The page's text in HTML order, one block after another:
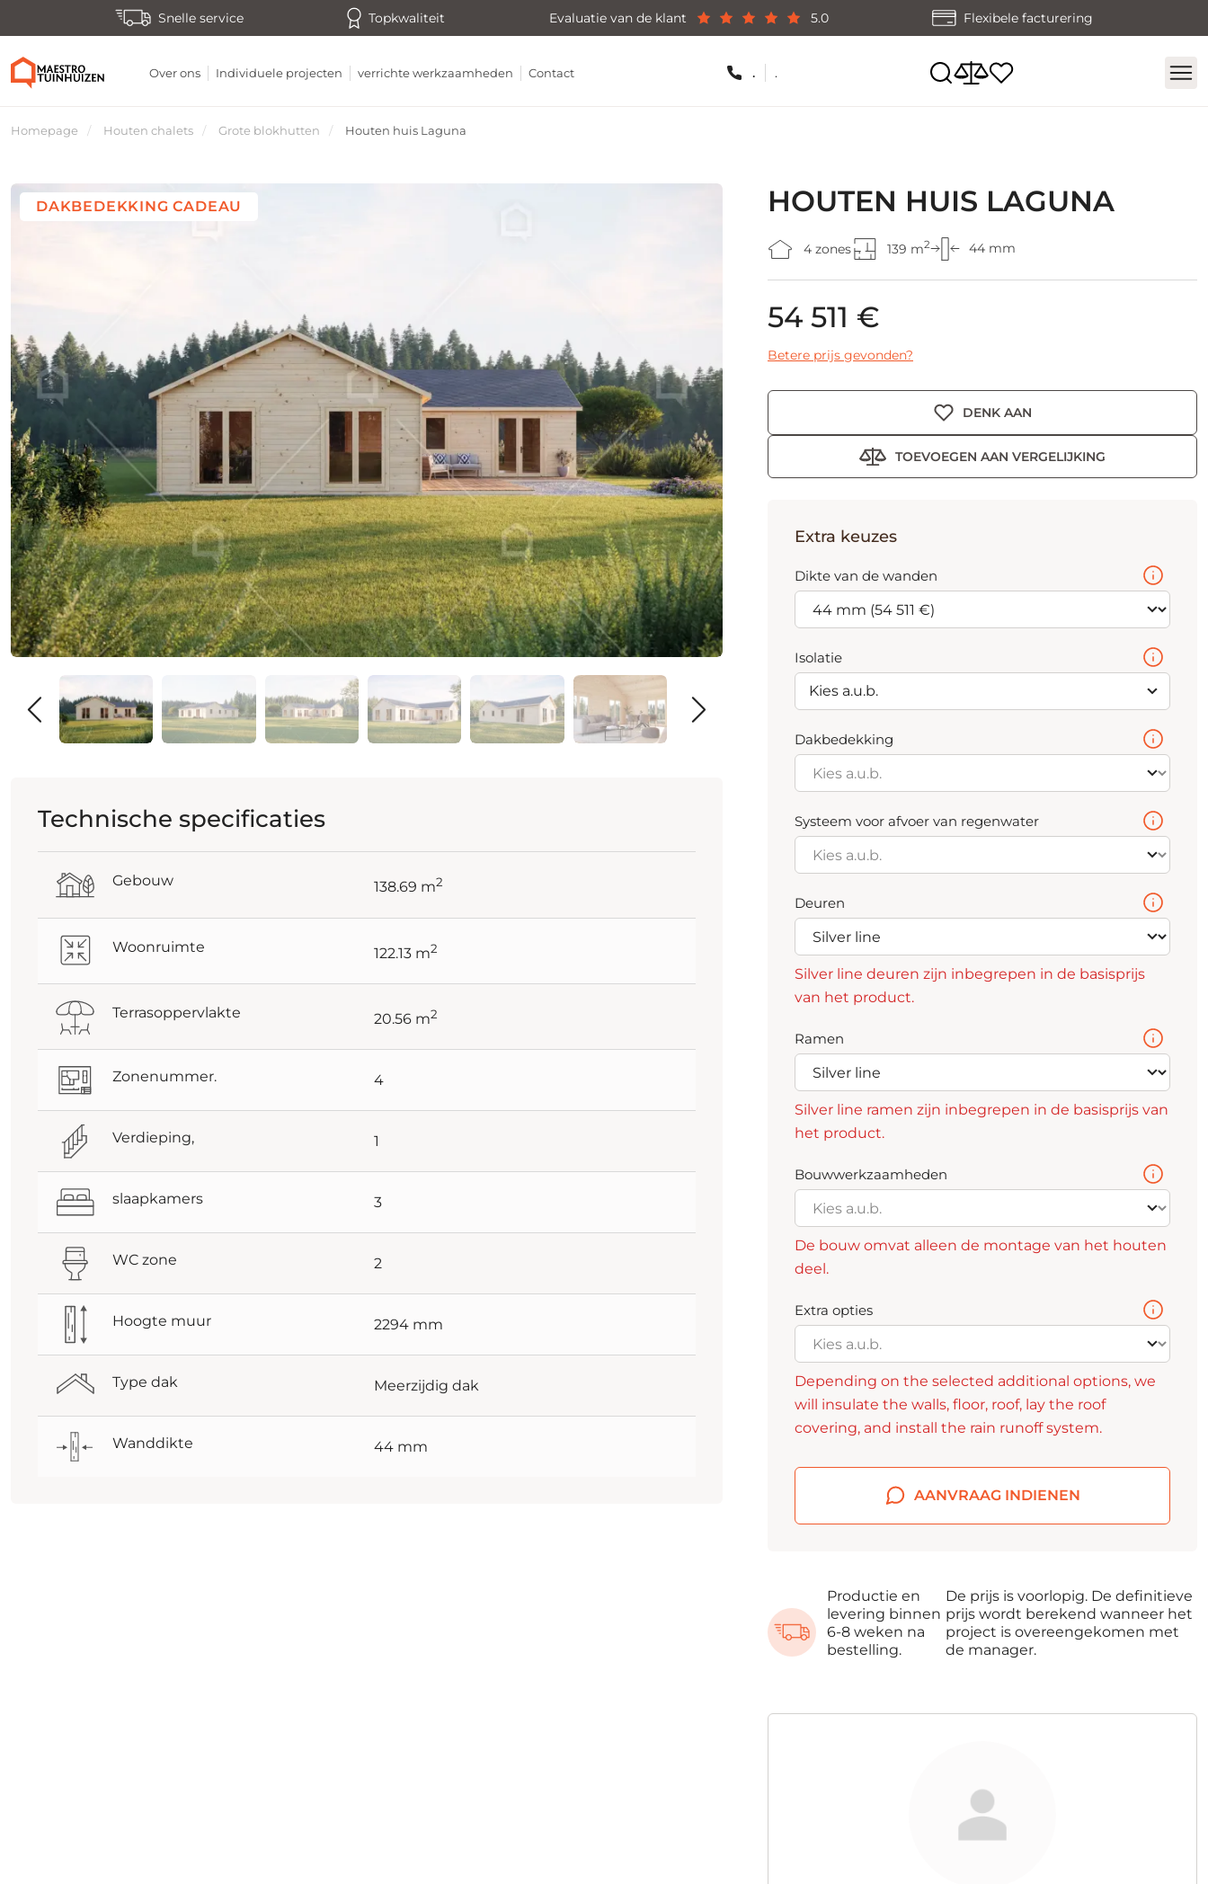
Snelle service Topkwaliteit Evaluatie van de klant 5.0 Flexibele facturering
Over ons Individuele projecten verrichte werkzaamheden Contact . .
Homepage Houten chalets Grote blokhutten Houten huis Laguna
DAKBEDEKKING CADEAU
Technische specificaties
Gebouw 138.69 m2
Woonruimte 122.13 m2
Terrasoppervlakte 20.56 m2
Zonenummer. 4
Verdieping, 1
slaapkamers 3
WC zone 2
Hoogte muur 2294 mm
Type dak Meerzijdig dak
Wanddikte 44 mm
HOUTEN HUIS LAGUNA
4 zones 139 m2 44 mm
54 511 €
Betere prijs gevonden?
DENK AAN
TOEVOEGEN AAN VERGELIJKING
Extra keuzes
Dikte van de wanden
Isolatie
Kies a.u.b.
Dakbedekking
Systeem voor afvoer van regenwater
Deuren
Silver line deuren zijn inbegrepen in de basisprijs
van het product.
Ramen
Silver line ramen zijn inbegrepen in de basisprijs van
het product.
Bouwwerkzaamheden
De bouw omvat alleen de montage van het houten
deel.
Extra opties
Depending on the selected additional options, we
will insulate the walls, floor, roof, lay the roof
covering, and install the rain runoff system.
AANVRAAG INDIENEN
Productie en
levering binnen
6-8 weken na
bestelling.
De prijs is voorlopig. De definitieve
prijs wordt berekend wanneer het
project is overeengekomen met
de manager.